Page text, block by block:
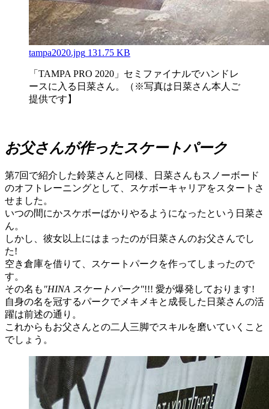
tampa2020.jpg 131.75 KB
「TAMPA PRO 2020」セミファイナルでハンドレ
ースに入る日菜さん。（※写真は日菜さん本人ご
提供です】
お父さんが作ったスケートパーク
第7回で紹介した鈴菜さんと同様、日菜さんもスノーボード
のオフトレーニングとして、スケボーキャリアをスタートさ
せました。
いつの間にかスケボーばかりやるようになったという日菜さ
ん。
しかし、彼女以上にはまったのが日菜さんのお父さんでし
た!
空き倉庫を借りて、スケートパークを作ってしまったので
す。
その名も "HINA スケートパーク"!!! 愛が爆発しております!
自身の名を冠するパークでメキメキと成長した日菜さんの活
躍は前述の通り。
これからもお父さんとの二人三脚でスキルを磨いていくこと
でしょう。